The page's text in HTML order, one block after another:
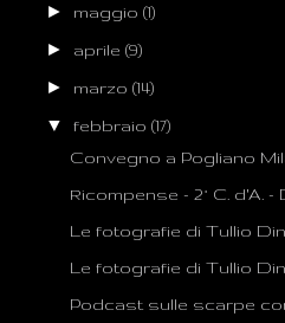
► maggio(1)
► aprile(9)
► marzo(14)
▼febbraio(17)
Convegno a Pogliano
Ricompense - 2° C. d'A. -
Le fotografie di Tullio
Le fotografie di Tullio
Podcast sulle scarpe